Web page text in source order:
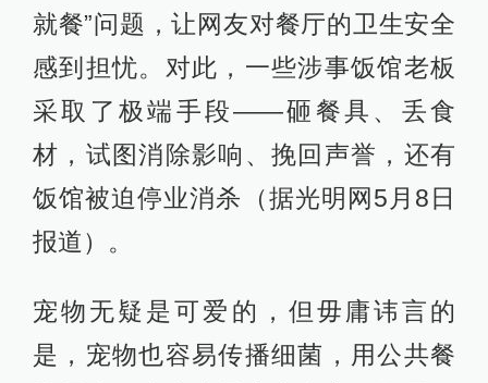
就餐”问题，让网友对餐厅的卫生安全
感到担忧。对此，一些涉事饭馆老板
采取了极端手段——砸餐具、丢食
材，试图消除影响、挽回声誉，还有
饭馆被迫停业消杀（据光明网5月8日
报道）。
宠物无疑是可爱的，但毋庸讳言的
是，宠物也容易传播细菌，用公共餐